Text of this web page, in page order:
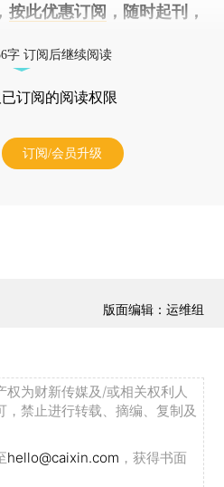
按此优惠订阅 ，随时起刊，
字 订阅后继续阅读
订阅的阅读权限
订阅/会员升级
版面编辑：运维组
权为财新传媒及/或相关权利人
禁止进行转载、摘编、复制及
hello@caixin.com ，获得书面